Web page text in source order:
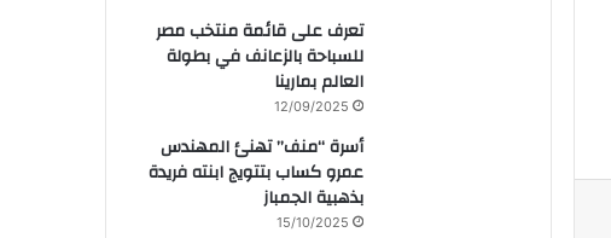
تعرف على قائمة منتخب مصر
للسباحة بالزعانف في بطولة
العالم بمارينا
12/09/2025
أسرة “منف” تهنئ المهندس
عمرو كساب بتتويج ابنته فريدة
بذهبية الجمباز
15/10/2025